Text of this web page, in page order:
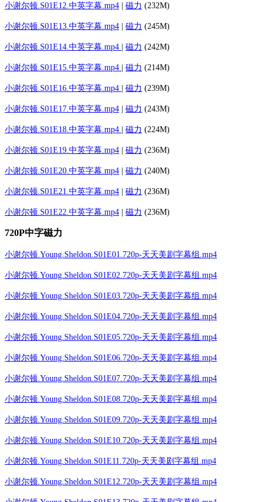
小谢尔顿.S01E12.中英字幕.mp4 磁力 (232M)
小谢尔顿.S01E13.中英字幕.mp4 磁力 (245M)
小谢尔顿.S01E14.中英字幕.mp4 磁力 (242M)
小谢尔顿.S01E15.中英字幕.mp4 磁力 (214M)
小谢尔顿.S01E16.中英字幕.mp4 磁力 (239M)
小谢尔顿.S01E17.中英字幕.mp4 磁力 (243M)
小谢尔顿.S01E18.中英字幕.mp4 磁力 (224M)
小谢尔顿.S01E19.中英字幕.mp4 磁力 (236M)
小谢尔顿.S01E20.中英字幕.mp4 磁力 (240M)
小谢尔顿.S01E21.中英字幕.mp4 磁力 (236M)
小谢尔顿.S01E22.中英字幕.mp4 磁力 (236M)
720P中字磁力
小谢尔顿.Young.Sheldon.S01E01.720p-天天美剧字幕组.mp4
小谢尔顿.Young.Sheldon.S01E02.720p-天天美剧字幕组.mp4
小谢尔顿.Young.Sheldon.S01E03.720p-天天美剧字幕组.mp4
小谢尔顿.Young.Sheldon.S01E04.720p-天天美剧字幕组.mp4
小谢尔顿.Young.Sheldon.S01E05.720p-天天美剧字幕组.mp4
小谢尔顿.Young.Sheldon.S01E06.720p-天天美剧字幕组.mp4
小谢尔顿.Young.Sheldon.S01E07.720p-天天美剧字幕组.mp4
小谢尔顿.Young.Sheldon.S01E08.720p-天天美剧字幕组.mp4
小谢尔顿.Young.Sheldon.S01E09.720p-天天美剧字幕组.mp4
小谢尔顿.Young.Sheldon.S01E10.720p-天天美剧字幕组.mp4
小谢尔顿.Young.Sheldon.S01E11.720p-天天美剧字幕组.mp4
小谢尔顿.Young.Sheldon.S01E12.720p-天天美剧字幕组.mp4